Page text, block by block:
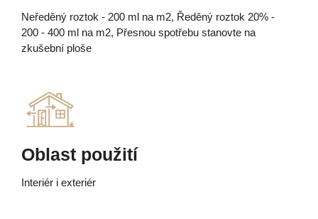
Neředěný roztok - 200 ml na m2, Ředěný roztok 20% -
200 - 400 ml na m2, Přesnou spotřebu stanovte na
zkušební ploše
Oblast použití
Interiér i exteriér